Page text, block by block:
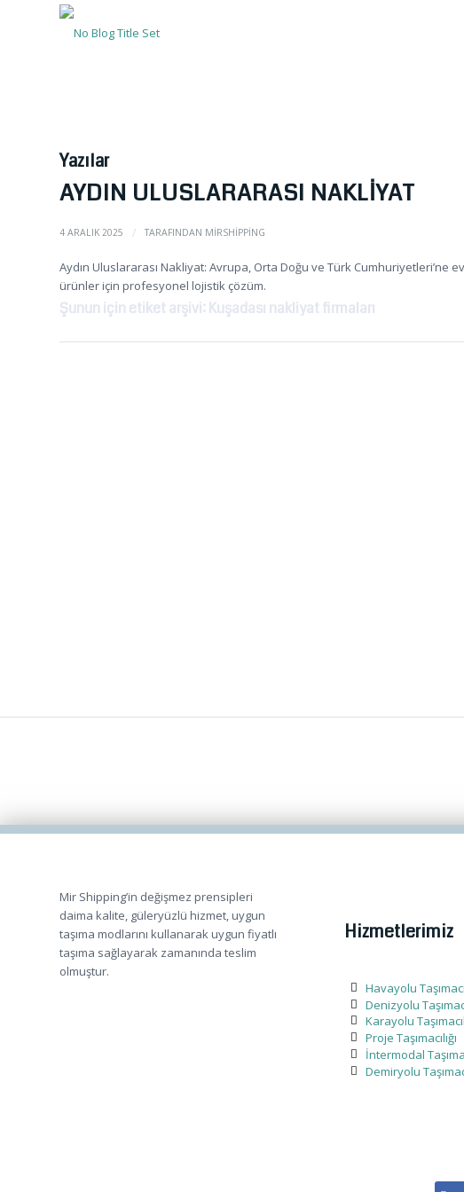
Şunun için etiket arşivi: Kuşadası nakliyat firmaları
Yazılar
AYDIN ULUSLARARASI NAKLIYAT
4 ARALIK 2025 / TARAFINDAN MIRSHIPPING
Aydın Uluslararası Nakliyat: Avrupa, Orta Doğu ve Türk
ürünler için profesyonel lojistik çözüm.
Mir Shipping’in değişmez prensipleri
daima kalite, güleryüzlü hizmet, uygun
taşıma modlarını kullanarak uygun fiyatlı
taşıma sağlayarak zamanında teslim
olmuştur.
Hizmetlerimiz
Havayolu
Denizyolu
Karayolu
Proje Taşımacılığı
İntermodal
Demiryolu